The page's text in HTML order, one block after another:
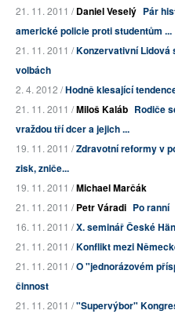
21. 11. 2011 /Daniel Veselý Pár
americké policie proti studentům ...
21. 11. 2011 /Konzervativní Lidová
volbách
2. 4. 2012 /Hodně klesající
21. 11. 2011 /Miloš Kaláb Rodiče
vraždou tří dcer a jejich ...
19. 11. 2011 /Zdravotní reformy v
zisk, zniče...
19. 11. 2011 /Michael Marčák
21. 11. 2011 /Petr Váradi Po ranní
16. 11. 2011 /X. seminář České
21. 11. 2011 /Konflikt mezi
21. 11. 2011 /O "jednorázovém
činnost
21. 11. 2011 /"Supervýbor"